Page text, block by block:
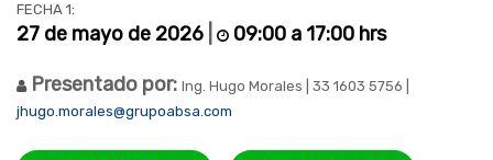
FECHA 1:
27 de mayo de 2026 09:00 a 17:00 hrs
Presentado por: Ing. Hugo Morales | 33 1603 5756 |
jhugo.morales@grupoabsa.com